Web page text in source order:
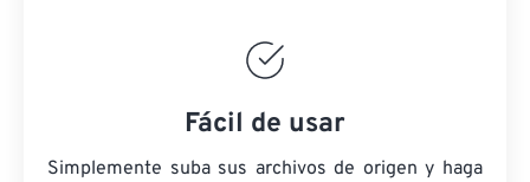
Fácil de usar
Simplemente suba sus archivos de origen y haga